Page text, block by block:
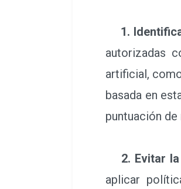
1.
autorizadas
artificial,
basada en
puntuación
2. Evitar
aplicar